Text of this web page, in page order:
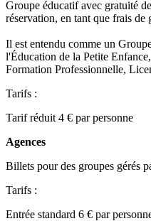
Groupe éducatif avec gratuité
réservation, en tant que frais de
Il est entendu comme un
l'Éducation de la Petite
Formation Professionnelle,
Tarifs :
Tarif réduit 4 € par personne
Agences
Billets pour des groupes gérés
Tarifs :
Entrée standard 6 € par